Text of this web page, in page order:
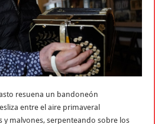
resuena un bandoneón
entre el aire primaveral
y malvones, serpenteando sobre los